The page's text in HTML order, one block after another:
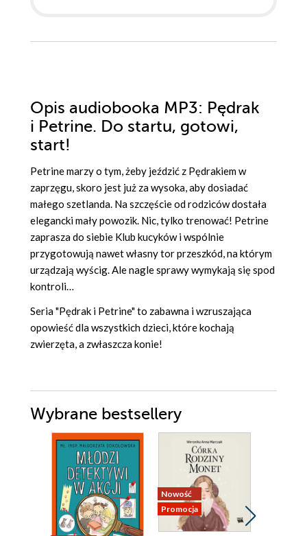
Opis audiobooka MP3: Pędrak
i Petrine. Do startu, gotowi,
start!
Petrine marzy o tym, żeby jeździć z Pędrakiem w
zaprzęgu, skoro jest już za wysoka, aby dosiadać
małego szetlanda. Na szczęście od rodziców dostała
elegancki mały powozik. Nic, tylko trenować! Petrine
zaprasza do siebie Klub kucyków i wspólnie
przygotowują nawet własny tor przeszkód, na którym
urządzają wyścig. Ale nagle sprawy wymykają się spod
kontroli…
Seria "Pędrak i Petrine" to zabawna i wzruszająca
opowieść dla wszystkich dzieci, które kochają
zwierzęta, a zwłaszcza konie!
Wybrane bestsellery
Nowość
Promocja